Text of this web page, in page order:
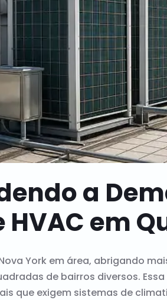
a
em
York em área, abrigando
de bairros diversos.
que exigem sistemas de